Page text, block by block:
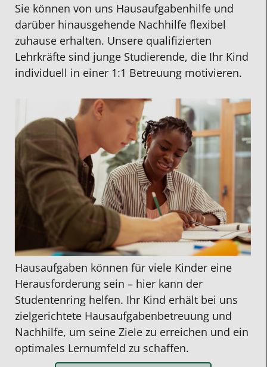
Sie können von uns Hausaufgabenhilfe und
darüber hinausgehende Nachhilfe flexibel
zuhause erhalten. Unsere qualifizierten
Lehrkräfte sind junge Studierende, die Ihr Kind
individuell in einer 1:1 Betreuung motivieren.
Hausaufgaben können für viele Kinder eine
Herausforderung sein – hier kann der
Studentenring helfen. Ihr Kind erhält bei uns
zielgerichtete Hausaufgabenbetreuung und
Nachhilfe, um seine Ziele zu erreichen und ein
optimales Lernumfeld zu schaffen.